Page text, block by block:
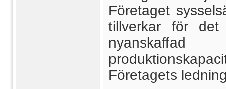
Företaget
tillverkar för det
Företagets